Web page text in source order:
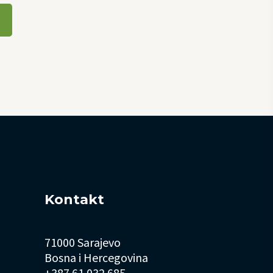
Kontakt
71000 Sarajevo
Bosna i Hercegovina